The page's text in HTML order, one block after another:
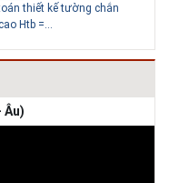
thiết kế tường chắn
Htb =...
Âu)